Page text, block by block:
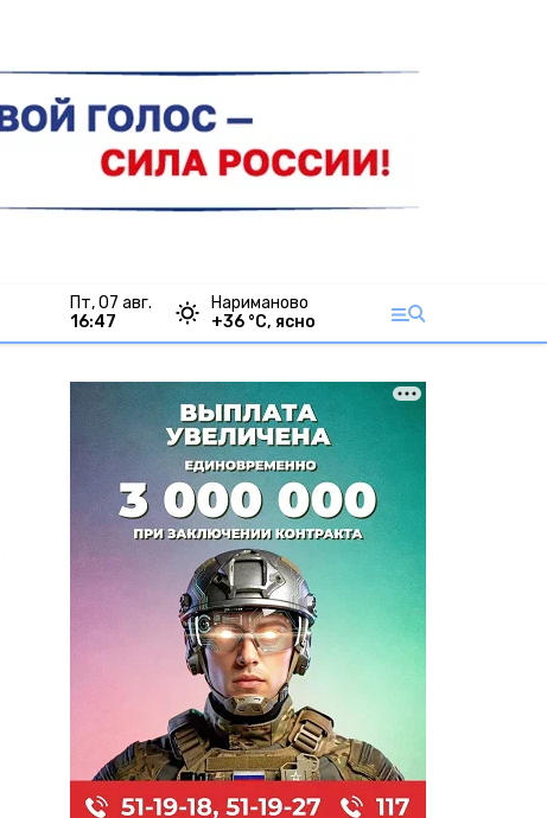
пт, 07 авг.
16:47
Нариманово
+36 °С, ясно